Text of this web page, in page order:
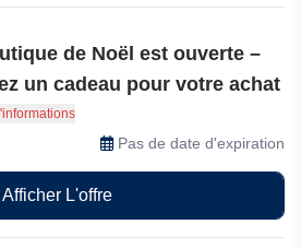
de Noël est ouverte –
un cadeau pour votre achat
de Noël est ouverte – recevez un
pour votre achat ! Achetez dès
d'informations
Pas de date d'expiration
Afficher L'offre